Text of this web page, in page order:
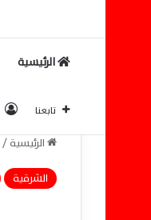
الرئيسية
تابعنا
الرئيسية/
الشرقية